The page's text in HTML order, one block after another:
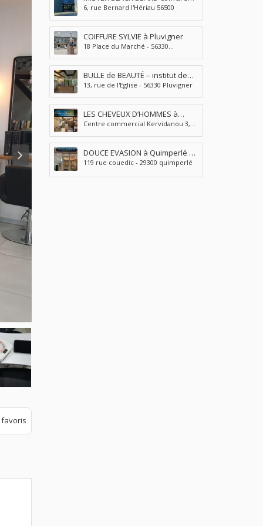
homme-barber shop-tatouage-
piercing à Locminé
6, rue Bernard l'Hériau 56500
COIFFURE SYLVIE à Pluvigner
18 Place du Marché - 56330
BULLE de BEAUTÉ – institut de
beauté à Pluvigner
13, rue de l'Eglise - 56330 Pluvigner
LES CHEVEUX D’HOMMES à
Quimperlé
Centre commercial Kervidanou 3,
DOUCE EVASION à Quimperlé –
INSTITUT BEAUTÉ et BIEN ÊTRE
119 rue couedic - 29300 quimperlé